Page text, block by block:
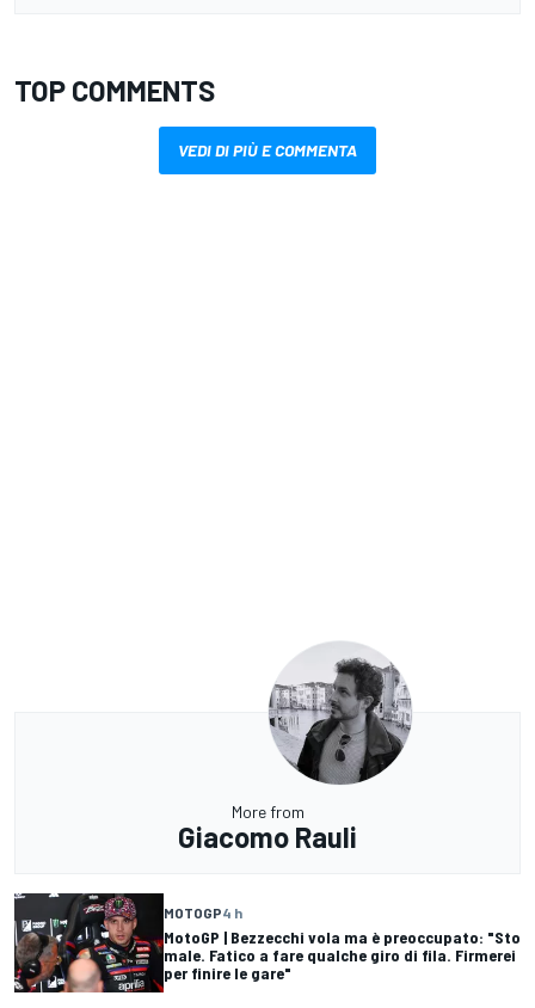
TOP COMMENTS
VEDI DI PIÙ E COMMENTA
More from
Giacomo Rauli
MOTOGP4 h
MotoGP | Bezzecchi vola ma è preoccupato: "Sto
male. Fatico a fare qualche giro di fila. Firmerei
per finire le gare"